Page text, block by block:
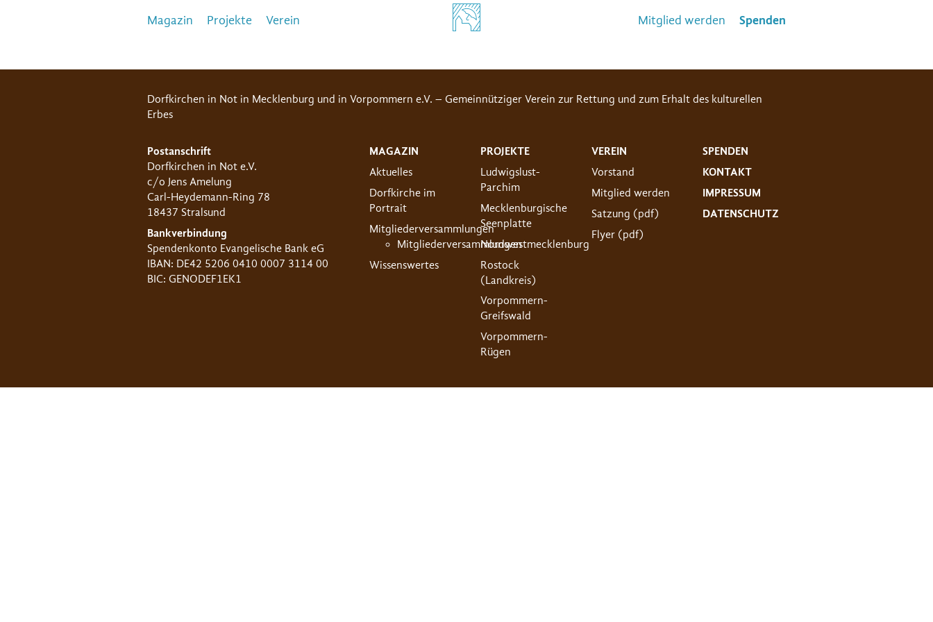
Magazin Projekte Verein Mitglied werden Spenden
Dorfkirchen in Not in Mecklenburg und in Vorpommern e.V. – Gemeinnütziger Verein zur Rettung und zum Erhalt des kulturellen
Erbes
Postanschrift
Dorfkirchen in Not e.V.
c/o Jens Amelung
Carl-Heydemann-Ring 78
18437 Stralsund
Bankverbindung
Spendenkonto Evangelische Bank eG
IBAN: DE42 5206 0410 0007 3114 00
BIC: GENODEF1EK1
MAGAZIN
Aktuelles
Dorfkirche im
Portrait
Mitgliederversammlungen
Mitgliederversammlungen
Wissenswertes
PROJEKTE
Ludwigslust-
Parchim
Mecklenburgische
Seenplatte
Nordwestmecklenburg
Rostock
(Landkreis)
Vorpommern-
Greifswald
Vorpommern-
Rügen
VEREIN
Vorstand
Mitglied werden
Satzung (pdf)
Flyer (pdf)
SPENDEN
KONTAKT
IMPRESSUM
DATENSCHUTZ